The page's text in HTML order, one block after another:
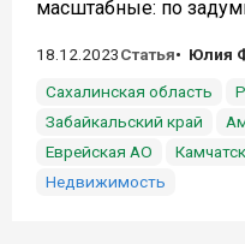
масштабные: по
18.12.2023Статья
Юлия
Сахалинская область
Забайкальский край
Еврейская АО
Недвижимость